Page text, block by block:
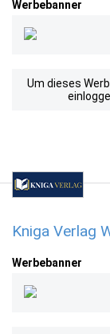
Werbebanner
Um dieses
Kniga Verlag
Werbebanner